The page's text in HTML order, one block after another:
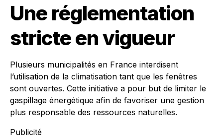
Une réglementation
stricte en vigueur
Plusieurs municipalités en France interdisent
l’utilisation de la climatisation tant que les fenêtres
sont ouvertes. Cette initiative a pour but de limiter le
gaspillage énergétique afin de favoriser une gestion
plus responsable des ressources naturelles.
Publicité